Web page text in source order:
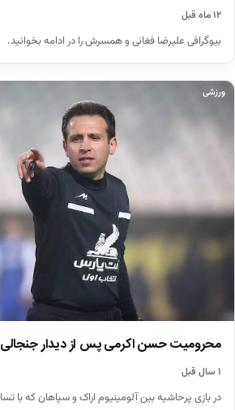
۱۲ ماه قبل
بیوگرافی علیرضا فغانی و همسرش را در ادامه بخوانید.
ورزشی
محرومیت حسن اکرمی پس از دیدار جنجالی
۱ سال قبل